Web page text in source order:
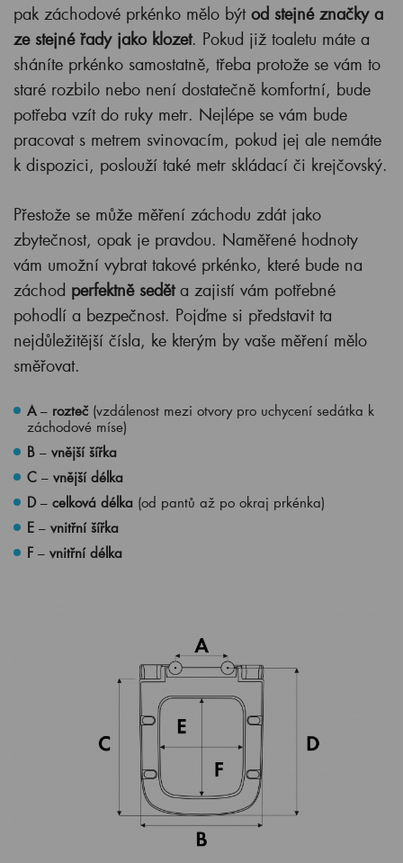
pak záchodové prkénko mělo být od stejné značky a
ze stejné řady jako klozet. Pokud již toaletu máte a
sháníte prkénko samostatně, třeba protože se vám to
staré rozbilo nebo není dostatečně komfortní, bude
potřeba vzít do ruky metr. Nejlépe se vám bude
pracovat s metrem svinovacím, pokud jej ale nemáte
k dispozici, poslouží také metr skládací či krejčovský.
Přestože se může měření záchodu zdát jako
zbytečnost, opak je pravdou. Naměřené hodnoty
vám umožní vybrat takové prkénko, které bude na
záchod perfektně seděta zajistí vám potřebné
pohodlí a bezpečnost. Pojďme si představit ta
nejdůležitější čísla, ke kterým by vaše měření mělo
směřovat.
A – rozteč (vzdálenost mezi otvory pro uchycení sedátka k
záchodové míse)
B – vnější šířka
C – vnější délka
D – celková délka (od pantů až po okraj prkénka)
E – vnitřní šířka
F – vnitřní délka